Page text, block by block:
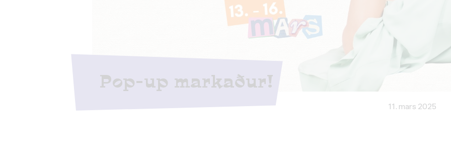
Pop-up markaður!
11. mars 2025